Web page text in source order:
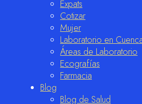
Expats
Cotizar
Mujer
Laboratorio en
Áreas de Laboratorio
Ecografías
Farmacia
Blog
Blog de Salud